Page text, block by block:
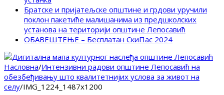
Братске и пријатељске општине и грдови уручили
поклон пакетиће малишанима из предшколских
установа на територији општине Лепосавић
ОБАВЕШТЕЊЕ – Бесплатан СкиПас 2024
Насловна/Интензивни радови општине Лепосавић на
обезбеђивању што квалитетнијих услова за живот на
селу/IMG_1224_1487x1200